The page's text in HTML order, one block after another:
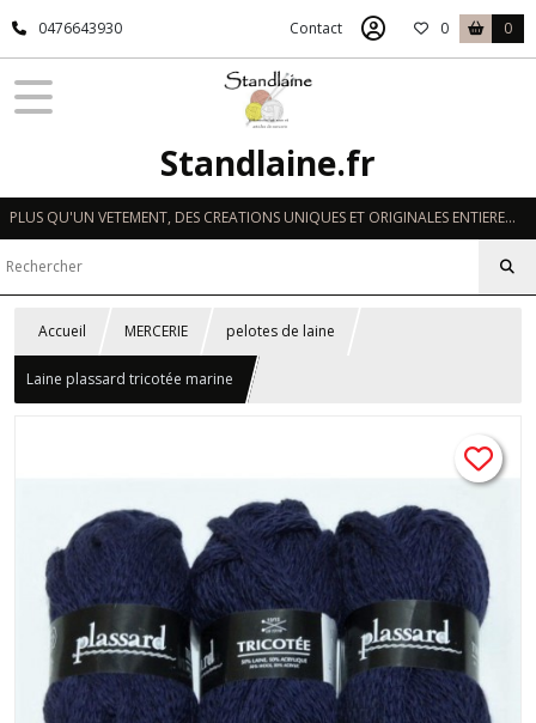
0476643930 Contact 0 0
Standlaine.fr
PLUS QU'UN VETEMENT, DES CREATIONS UNIQUES ET ORIGINALES ENTIEREMENT REALISEES A LA MAIN EN FRANCE
Accueil MERCERIE pelotes de laine
Laine plassard tricotée marine